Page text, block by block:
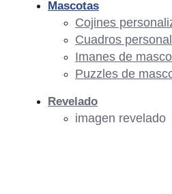
Mascotas
Cojines
Cuadros
Imanes de
Puzzles de
Revelado
imagen revelado